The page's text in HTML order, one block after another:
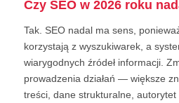
Czy SEO w 2026 roku
Tak. SEO nadal ma sens,
korzystają z wyszukiwarek, a
wiarygodnych źródeł informacji.
prowadzenia działań — większe
treści, dane strukturalne,